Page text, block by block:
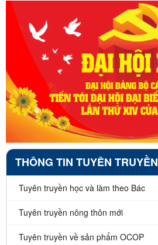
THÔNG TIN TUYÊN TRUYỀN
Tuyên truyền học và làm theo Bác
Tuyên truyền nông thôn mới
Tuyên truyền về sản phẩm OCOP